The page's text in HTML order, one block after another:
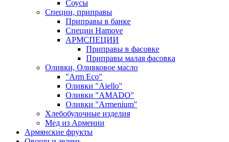
Соусы
Специи, приправы
Приправы в банке
Специи Hamove
АРМСПЕЦИИ
Приправы в фасовке
Приправы малая фасовка
Оливки, Оливковое масло
"Arm Eco"
Оливки "Aiello"
Оливки "AMADO"
Оливки "Armenium"
Хлебобулочные изделия
Мед из Армении
Армянские фрукты